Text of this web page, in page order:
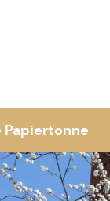
Papiertonne